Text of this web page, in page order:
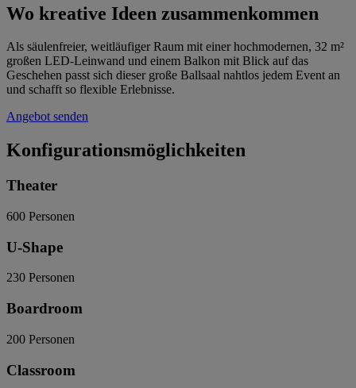
Wo kreative Ideen zusammenkommen
Als säulenfreier, weitläufiger Raum mit einer hochmodernen, 32 m²
großen LED-Leinwand und einem Balkon mit Blick auf das
Geschehen passt sich dieser große Ballsaal nahtlos jedem Event an
und schafft so flexible Erlebnisse.
Angebot senden
Konfigurationsmöglichkeiten
Theater
600 Personen
U-Shape
230 Personen
Boardroom
200 Personen
Classroom